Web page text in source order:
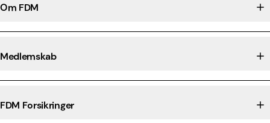
Om FDM
Medlemskab
FDM Forsikringer